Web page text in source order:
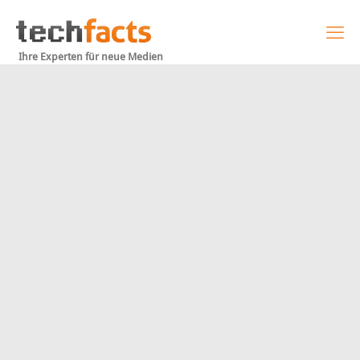
Ihre Experten für neue Medien